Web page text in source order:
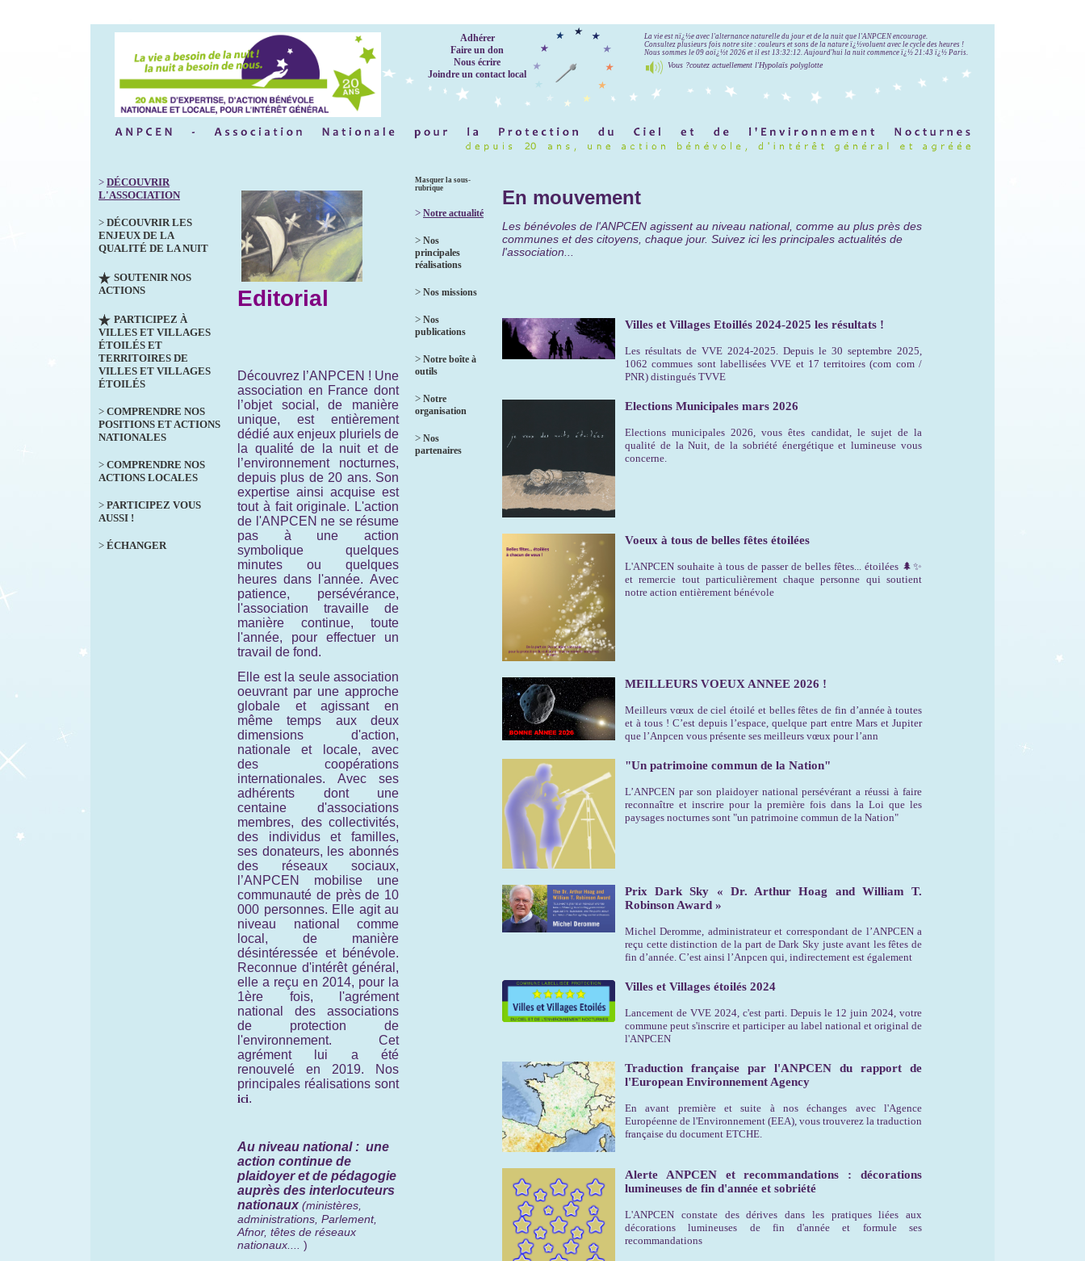
Adhérer
Faire un don
Nous écrire
Joindre un contact local
La vie est nï¿½e avec l'alternance naturelle du jour et de la nuit que l'ANPCEN encourage.
Consultez plusieurs fois notre site : couleurs et sons de la nature ï¿½voluent avec le cycle des heures !
Nous sommes le 09 aoï¿½t 2026 et il est 13:32:14.Aujourd'hui la nuit commence ï¿½ 21:43 ï¿½ Paris.
Vous ?coutez actuellement l'Hypolaïs polyglotte
> DÉCOUVRIR
L'ASSOCIATION
> DÉCOUVRIR LES
ENJEUX DE LA
QUALITÉ DE LA NUIT
SOUTENIR NOS
ACTIONS
PARTICIPEZ À
VILLES ET VILLAGES
ÉTOILÉS ET
TERRITOIRES DE
VILLES ET VILLAGES
ÉTOILÉS
> COMPRENDRE NOS
POSITIONS ET ACTIONS
NATIONALES
> COMPRENDRE NOS
ACTIONS LOCALES
> PARTICIPEZ VOUS
AUSSI !
> ÉCHANGER
Editorial
Découvrez l’ANPCEN ! Une
association en France dont
l’objet social, de manière
unique, est entièrement
dédié aux enjeux pluriels de
la qualité de la nuit et de
l’environnement nocturnes,
depuis plus de 20 ans. Son
expertise ainsi acquise est
tout à fait originale. L'action
de l'ANPCEN ne se résume
pas à une action
symbolique quelques
minutes ou quelques
heures dans l'année. Avec
patience, persévérance,
l'association travaille de
manière continue, toute
l'année, pour effectuer un
travail de fond.
Elle est la seule association
oeuvrant par une approche
globale et agissant en
même temps aux deux
dimensions d'action,
nationale et locale, avec
des coopérations
internationales. Avec ses
adhérents dont une
centaine d'associations
membres, des collectivités,
des individus et familles,
ses donateurs, les abonnés
des réseaux sociaux,
l’ANPCEN mobilise une
communauté de près de 10
000 personnes. Elle agit au
niveau national comme
local, de manière
désintéressée et bénévole.
Reconnue d'intérêt général,
elle a reçu en 2014, pour la
1ère fois, l'agrément
national des associations
de protection de
l'environnement. Cet
agrément lui a été
renouvelé en 2019. Nos
principales réalisations sont
ici.
Au niveau national : une
action continue de
plaidoyer et de pédagogie
auprès des interlocuteurs
nationaux (ministères,
administrations, Parlement,
Afnor, têtes de réseaux
nationaux....
)
Masquer la sous-
rubrique
> Notre actualité
> Nos
principales
réalisations
> Nos missions
> Nos
publications
> Notre boîte à
outils
> Notre
organisation
> Nos
partenaires
En mouvement
Les bénévoles de l'ANPCEN agissent au niveau national, comme au plus près des
communes et des citoyens, chaque jour. Suivez ici les principales actualités de
l'association...
Villes et Villages Etoillés 2024-2025 les résultats !
Les résultats de VVE 2024-2025. Depuis le 30 septembre 2025,
1062 commues sont labellisées VVE et 17 territoires (com com /
PNR) distingués TVVE
Elections Municipales mars 2026
Elections municipales 2026, vous êtes candidat, le sujet de la
qualité de la Nuit, de la sobriété énergétique et lumineuse vous
concerne.
Voeux à tous de belles fêtes étoilées
L'ANPCEN souhaite à tous de passer de belles fêtes... étoilées 🌲✨
et remercie tout particulièrement chaque personne qui soutient
notre action entièrement bénévole
MEILLEURS VOEUX ANNEE 2026 !
Meilleurs vœux de ciel étoilé et belles fêtes de fin d’année à toutes
et à tous ! C’est depuis l’espace, quelque part entre Mars et Jupiter
que l’Anpcen vous présente ses meilleurs vœux pour l’ann
"Un patrimoine commun de la Nation"
L’ANPCEN par son plaidoyer national persévérant a réussi à faire
reconnaître et inscrire pour la première fois dans la Loi que les
paysages nocturnes sont "un patrimoine commun de la Nation"
Prix Dark Sky « Dr. Arthur Hoag and William T.
Robinson Award »
Michel Deromme, administrateur et correspondant de l’ANPCEN a
reçu cette distinction de la part de Dark Sky juste avant les fêtes de
fin d’année. C’est ainsi l’Anpcen qui, indirectement est également
Villes et Villages étoilés 2024
Lancement de VVE 2024, c'est parti. Depuis le 12 juin 2024, votre
commune peut s'inscrire et participer au label national et original de
l'ANPCEN
Traduction française par l'ANPCEN du rapport de
l'European Environnement Agency
En avant première et suite à nos échanges avec l'Agence
Européenne de l'Environnement (EEA), vous trouverez la traduction
française du document ETCHE.
Alerte ANPCEN et recommandations : décorations
lumineuses de fin d'année et sobriété
L'ANPCEN constate des dérives dans les pratiques liées aux
décorations lumineuses de fin d'année et formule ses
recommandations